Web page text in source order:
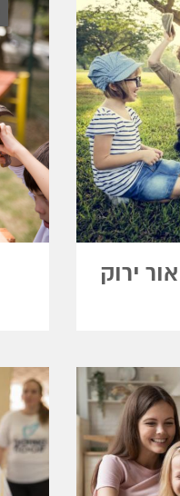
ירוק